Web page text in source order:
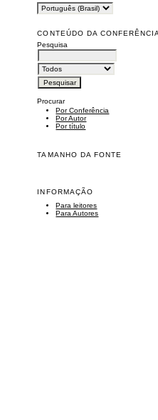
CONTEÚDO DA CONFERÊNCIA
Pesquisa
Procurar
Por Conferência
Por Autor
Por título
TAMANHO DA FONTE
INFORMAÇÃO
Para leitores
Para Autores